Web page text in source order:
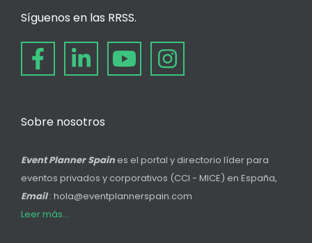
Síguenos en las RRSS.
Sobre nosotros
Event Planner Spain es el portal y directorio líder para
eventos privados y corporativos (CCI - MICE) en España,
Email: hola@eventplannerspain.com
Leer más...